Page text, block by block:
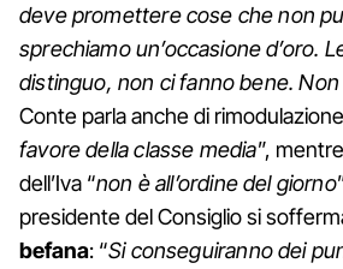
deve promettere cose che non
sprechiamo un’occasione d’oro.
distinguo, non ci fanno bene.
Conte parla anche di rimodulazione
favore della classe media”,
dell’Iva “non è all’ordine del giorno
presidente del Consiglio si
befana: “Si conseguiranno dei